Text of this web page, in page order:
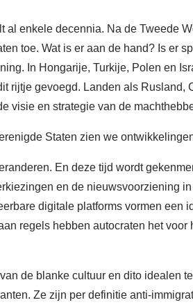
enkele decennia. Na de Tweede
toe. Wat is er aan de hand? Is er
In Hongarije, Turkije, Polen en
rijtje gevoegd. Landen als
visie en strategie van de
Staten zien we
En deze tijd wordt
en de nieuwsvoorziening
digitale platforms vormen een
regels hebben autocraten het
de blanke cultuur en dito idealen
Ze zijn per definitie anti-